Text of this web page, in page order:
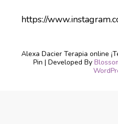
https://
Alexa Dacier Terapia online
Pin | Developed By